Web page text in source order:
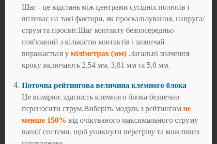
Шаг - це відстань між центрами сусідніх полюсів і
впливає на такі фактори, як проскальзування, напруга/
струм та просвіт.Шаг контакту безпосередньо
пов'язаний з кількістю контактів і зазвичай
виражається у міліметрах (мм) .Загальні значення
кроку включають 2,54 мм, 3,81 мм та 5,0 мм.
Поточна рейтингова величина клемного блока
Це вимірює здатність клемного блока безпечно
переносити струм.Виберіть модуль з рейтингом не
менше 150% від очікуваного максимального струму
вашої системи, щоб уникнути перегріву та можливих